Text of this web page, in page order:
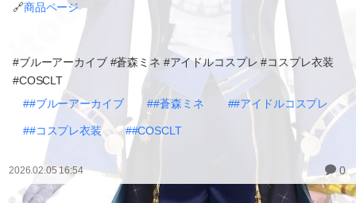
🔗商品ページ
#ブルーアーカイブ #蒼森ミネ #アイドルコスプレ #コスプレ衣装
#COSCLT
##ブルーアーカイブ
##蒼森ミネ ##アイドルコスプレ
##コスプレ衣装 ##COSCLT
2026.02.05 16:54 0